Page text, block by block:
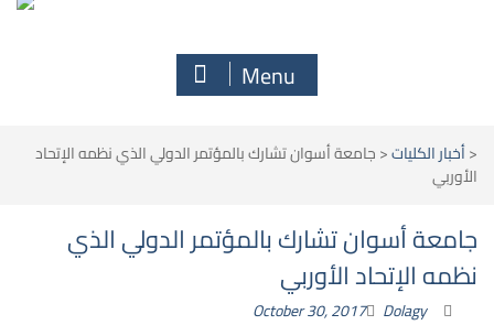
Menu
<أخبار الكليات<جامعة أسوان تشارك بالمؤتمر الدولي الذي نظمه الإتحاد
الأوربي
جامعة أسوان تشارك بالمؤتمر الدولي الذي
نظمه الإتحاد الأوربي
October 30, 2017 Dolagy